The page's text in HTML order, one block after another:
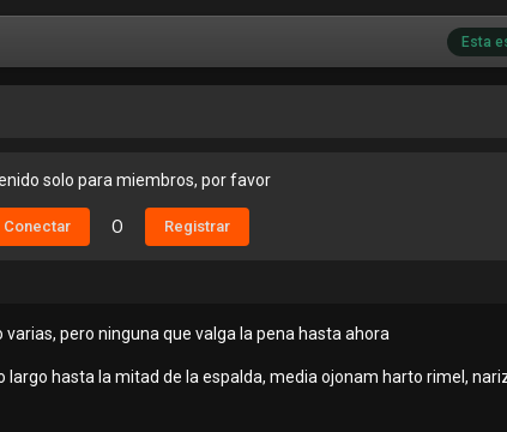
Esta
solo para miembros, por favor
Conectar O Registrar
pero ninguna que valga la pena hasta ahora
largo hasta la mitad de la espalda, media ojonam harto rimel,